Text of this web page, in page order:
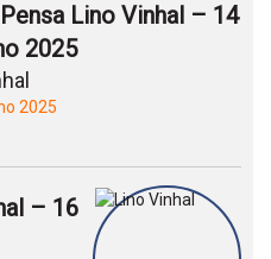
Lino Vinhal – 14
2025
2025
– 16